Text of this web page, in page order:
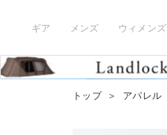
ギア メンズ ウィメンズ
トップ ＞ アパレル